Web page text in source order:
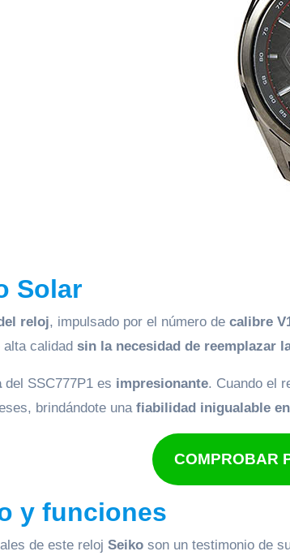
Solar
reloj, impulsado por el número de calibre
calidad sin la necesidad de reemplazar
del SSC777P1 es impresionante. Cuando el
brindándote una fiabilidad inigualable
COMPROBAR
y funciones
de este reloj Seiko son un testimonio de